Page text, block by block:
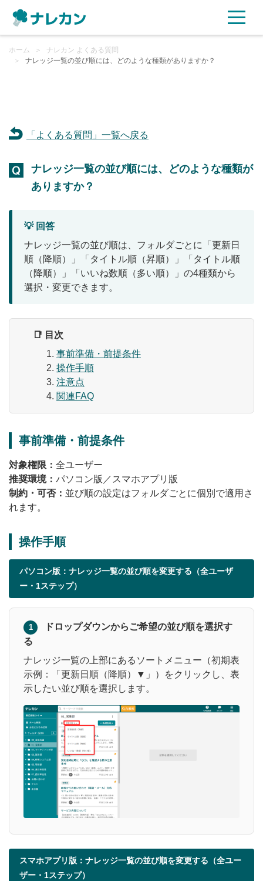
ご利用プラン
充実サポート
資料ダウンロード
無料トライアル
ホーム ＞
ナレカン よくある質問
＞
ナレッジ一覧の並び順には、どのような種類がありますか？
「よくある質問」一覧へ戻る
ナレッジ一覧の並び順には、どのような種類が
ありますか？
💡 回答
ナレッジ一覧の並び順は、フォルダごとに「更新日
順（降順）」「タイトル順（昇順）」「タイトル順
（降順）」「いいね数順（多い順）」の4種類から
選択・変更できます。
📑 目次
事前準備・前提条件
操作手順
注意点
関連FAQ
事前準備・前提条件
対象権限： 全ユーザー
推奨環境： パソコン版／スマホアプリ版
制約・可否： 並び順の設定はフォルダごとに個別で適用さ
れます。
操作手順
パソコン版：ナレッジ一覧の並び順を変更する（全ユーザ
ー・1ステップ）
1
ドロップダウンからご希望の並び順を選択す
る
ナレッジ一覧の上部にあるソートメニュー（初期表
示例：「更新日順（降順）▼」）をクリックし、表
示したい並び順を選択します。
スマホアプリ版：ナレッジ一覧の並び順を変更する（全ユー
ザー・1ステップ）